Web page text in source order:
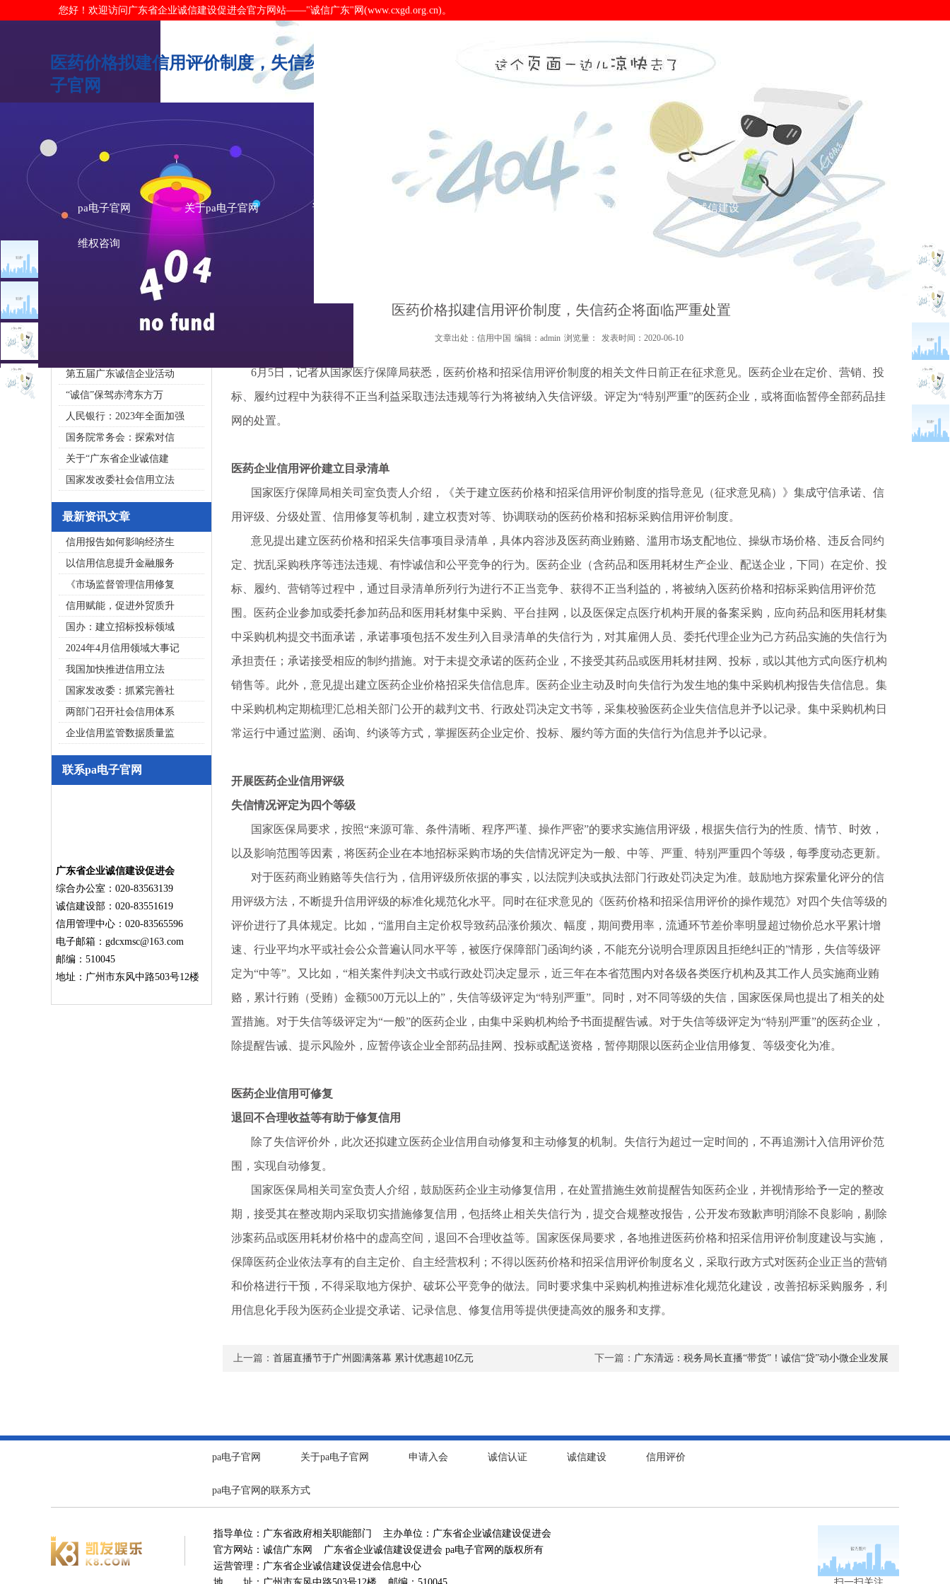
您好！欢迎访问广东省企业诚信建设促进会官方网站——"诚信广东"网(www.cxgd.org.cn)。
医药价格拟建信用评价制度，失信药企将面临严重处置-pa电
子官网
pa电子官网 关于pa电子官网 诚信广东 诚信认证 诚信建设 信用建设
维权咨询
广州市发展改革委关于做
重大突发公共卫生事件一
2020广东省守合同重信用企
第五届广东诚信企业活动
“诚信”保驾赤湾东方万
人民银行：2023年全面加强
国务院常务会：探索对信
关于“广东省企业诚信建
国家发改委社会信用立法
最新资讯文章
信用报告如何影响经济生
以信用信息提升金融服务
《市场监督管理信用修复
信用赋能，促进外贸质升
国办：建立招标投标领域
2024年4月信用领域大事记
我国加快推进信用立法
国家发改委：抓紧完善社
两部门召开社会信用体系
企业信用监管数据质量监
联系pa电子官网
广东省企业诚信建设促进会
综合办公室：020-83563139
诚信建设部：020-83551619
信用管理中心：020-83565596
电子邮箱： gdcxmsc@163.com
邮编：510045
地址：广州市东风中路503号12楼
您的位置： >诚信新闻 诚信新闻
医药价格拟建信用评价制度，失信药企将面临严重处置
文章出处：信用中国 编辑：admin 浏览量： 发表时间：2020-06-10
6月5日，记者从国家医疗保障局获悉，医药价格和招采信用评价制度的相关文件日前正在征求意见。医药企业在定价、营销、投
标、履约过程中为获得不正当利益采取违法违规等行为将被纳入失信评级。评定为“特别严重”的医药企业，或将面临暂停全部药品挂
网的处置。
医药企业信用评价建立目录清单
国家医疗保障局相关司室负责人介绍，《关于建立医药价格和招采信用评价制度的指导意见（征求意见稿）》集成守信承诺、信
用评级、分级处置、信用修复等机制，建立权责对等、协调联动的医药价格和招标采购信用评价制度。
意见提出建立医药价格和招采失信事项目录清单，具体内容涉及医药商业贿赂、滥用市场支配地位、操纵市场价格、违反合同约
定、扰乱采购秩序等违法违规、有悖诚信和公平竞争的行为。医药企业（含药品和医用耗材生产企业、配送企业，下同）在定价、投
标、履约、营销等过程中，通过目录清单所列行为进行不正当竞争、获得不正当利益的，将被纳入医药价格和招标采购信用评价范
围。医药企业参加或委托参加药品和医用耗材集中采购、平台挂网，以及医保定点医疗机构开展的备案采购，应向药品和医用耗材集
中采购机构提交书面承诺，承诺事项包括不发生列入目录清单的失信行为，对其雇佣人员、委托代理企业为己方药品实施的失信行为
承担责任；承诺接受相应的制约措施。对于未提交承诺的医药企业，不接受其药品或医用耗材挂网、投标，或以其他方式向医疗机构
销售等。此外，意见提出建立医药企业价格招采失信信息库。医药企业主动及时向失信行为发生地的集中采购机构报告失信信息。集
中采购机构定期梳理汇总相关部门公开的裁判文书、行政处罚决定文书等，采集校验医药企业失信信息并予以记录。集中采购机构日
常运行中通过监测、函询、约谈等方式，掌握医药企业定价、投标、履约等方面的失信行为信息并予以记录。
开展医药企业信用评级
失信情况评定为四个等级
国家医保局要求，按照“来源可靠、条件清晰、程序严谨、操作严密”的要求实施信用评级，根据失信行为的性质、情节、时效，
以及影响范围等因素，将医药企业在本地招标采购市场的失信情况评定为一般、中等、严重、特别严重四个等级，每季度动态更新。
对于医药商业贿赂等失信行为，信用评级所依据的事实，以法院判决或执法部门行政处罚决定为准。鼓励地方探索量化评分的信
用评级方法，不断提升信用评级的标准化规范化水平。同时在征求意见的《医药价格和招采信用评价的操作规范》对四个失信等级的
评价进行了具体规定。比如，“滥用自主定价权导致药品涨价频次、幅度，期间费用率，流通环节差价率明显超过物价总水平累计增
速、行业平均水平或社会公众普遍认同水平等，被医疗保障部门函询约谈，不能充分说明合理原因且拒绝纠正的”情形，失信等级评
定为“中等”。又比如，“相关案件判决文书或行政处罚决定显示，近三年在本省范围内对各级各类医疗机构及其工作人员实施商业贿
赂，累计行贿（受贿）金额500万元以上的”，失信等级评定为“特别严重”。同时，对不同等级的失信，国家医保局也提出了相关的处
置措施。对于失信等级评定为“一般”的医药企业，由集中采购机构给予书面提醒告诫。对于失信等级评定为“特别严重”的医药企业，
除提醒告诫、提示风险外，应暂停该企业全部药品挂网、投标或配送资格，暂停期限以医药企业信用修复、等级变化为准。
医药企业信用可修复
退回不合理收益等有助于修复信用
除了失信评价外，此次还拟建立医药企业信用自动修复和主动修复的机制。失信行为超过一定时间的，不再追溯计入信用评价范
围，实现自动修复。
国家医保局相关司室负责人介绍，鼓励医药企业主动修复信用，在处置措施生效前提醒告知医药企业，并视情形给予一定的整改
期，接受其在整改期内采取切实措施修复信用，包括终止相关失信行为，提交合规整改报告，公开发布致歉声明消除不良影响，剔除
涉案药品或医用耗材价格中的虚高空间，退回不合理收益等。国家医保局要求，各地推进医药价格和招采信用评价制度建设与实施，
保障医药企业依法享有的自主定价、自主经营权利；不得以医药价格和招采信用评价制度名义，采取行政方式对医药企业正当的营销
和价格进行干预，不得采取地方保护、破坏公平竞争的做法。同时要求集中采购机构推进标准化规范化建设，改善招标采购服务，利
用信息化手段为医药企业提交承诺、记录信息、修复信用等提供便捷高效的服务和支撑。
下一篇： 广东清远：税务局长直播“带货”！诚信“贷”动小微企业发展
上一篇： 首届直播节于广州圆满落幕 累计优惠超10亿元
pa电子官网 关于pa电子官网 申请入会 诚信认证 诚信建设 信用评价
pa电子官网的联系方式
指导单位：广东省政府相关职能部门 主办单位：广东省企业诚信建设促进会
官方网站：诚信广东网 广东省企业诚信建设促进会 pa电子官网的版权所有
运营管理：广东省企业诚信建设促进会信息中心